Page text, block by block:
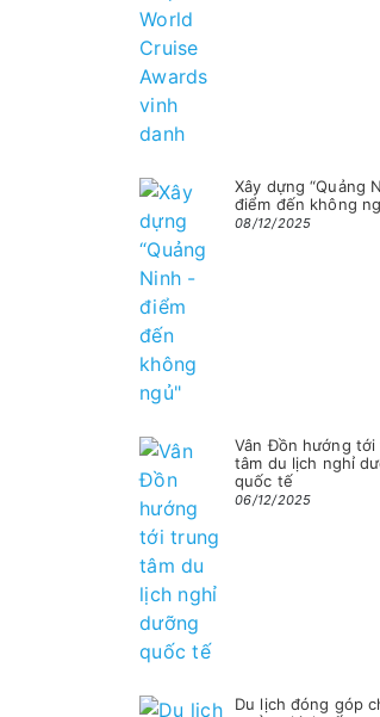
Xây dựng “Quảng
điểm đến không
08/12/2025
Vân Đồn hướng tới
tâm du lịch nghỉ
quốc tế
06/12/2025
Du lịch đóng góp